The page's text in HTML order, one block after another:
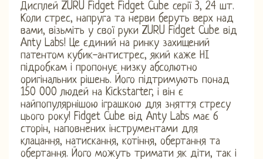
Дисплей ZURU Fidget Fidget Cube серії 3, 24 шт.
Коли стрес, напруга та нерви беруть верх над
вами, візьміть у свої руки ZURU Fidget Cube від
Anty Labs! Це єдиний на ринку захищений
патентом кубик-антистрес, який каже НІ
підробкам і пропонує низку абсолютно
оригінальних рішень. Його підтримують понад
150 000 людей на Kickstarter, і він є
найпопулярнішою іграшкою для зняття стресу
цього року! Fidget Cube від Anty Labs має 6
сторін, наповнених інструментами для
клацання, натискання, котіння, обертання та
обертання. Його можуть тримати як діти, так і